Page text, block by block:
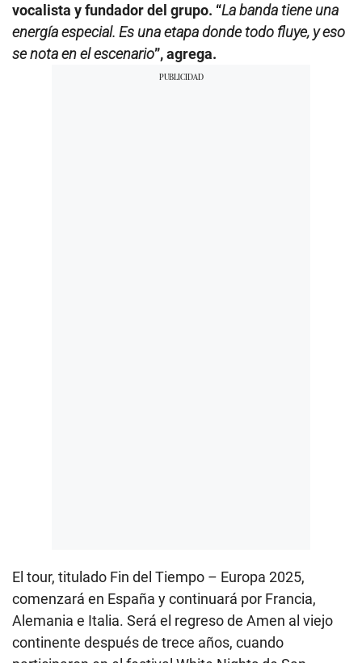
vocalista y fundador del grupo. “La banda tiene una
energía especial. Es una etapa donde todo fluye, y eso
se nota en el escenario”, agrega.
El tour, titulado Fin del Tiempo – Europa 2025,
comenzará en España y continuará por Francia,
Alemania e Italia. Será el regreso de Amen al viejo
continente después de trece años, cuando